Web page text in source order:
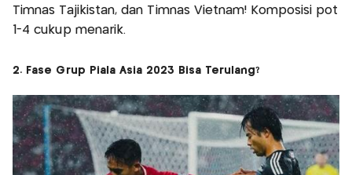
Timnas Tajikistan, dan Timnas Vietnam! Komposisi pot
1-4 cukup menarik.
2. Fase Grup Piala Asia 2023 Bisa Terulang?